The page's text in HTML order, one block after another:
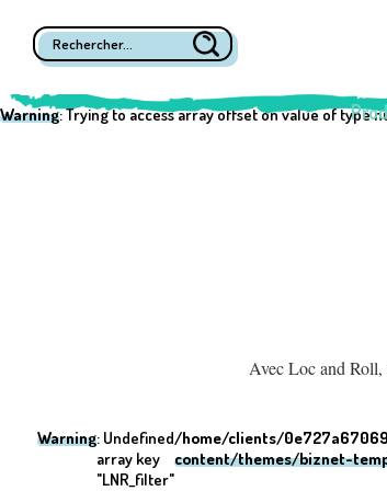
Warning: Undefined array key "post_type" in /home/
Warning: Undefined array key "LNR_filter" in /home/
Warning: Trying to access array offset on value of type
Avec Loc and Roll,
Warning: Undefined
array key
"LNR_filter"
/home/clients/
content/themes/biznet-